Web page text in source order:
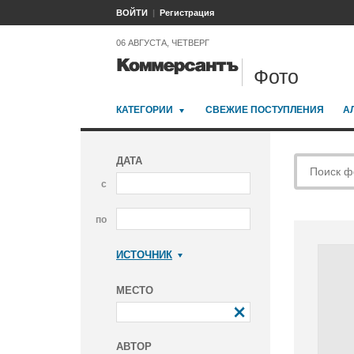
ВОЙТИ Регистрация
06 АВГУСТА, ЧЕТВЕРГ
Фото
КАТЕГОРИИ СВЕЖИЕ ПОСТУПЛЕНИЯ
ДАТА
с
по
ИСТОЧНИК
МЕСТО
АВТОР